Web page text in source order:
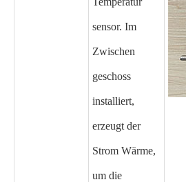
sensor. Im
Zwischen
geschoss
installiert,
erzeugt der
Strom Wärme,
um die